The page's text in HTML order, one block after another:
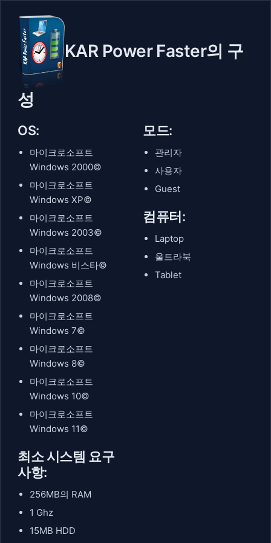
KAR Power Faster의 구
성
OS:
마이크로소프트
Windows 2000©
마이크로소프트
Windows XP©
마이크로소프트
Windows 2003©
마이크로소프트
Windows 비스타©
마이크로소프트
Windows 2008©
마이크로소프트
Windows 7©
마이크로소프트
Windows 8©
마이크로소프트
Windows 10©
마이크로소프트
Windows 11©
최소 시스템 요구
사항:
256MB의 RAM
1 Ghz
15MB HDD
모드:
관리자
사용자
Guest
컴퓨터:
Laptop
울트라북
Tablet